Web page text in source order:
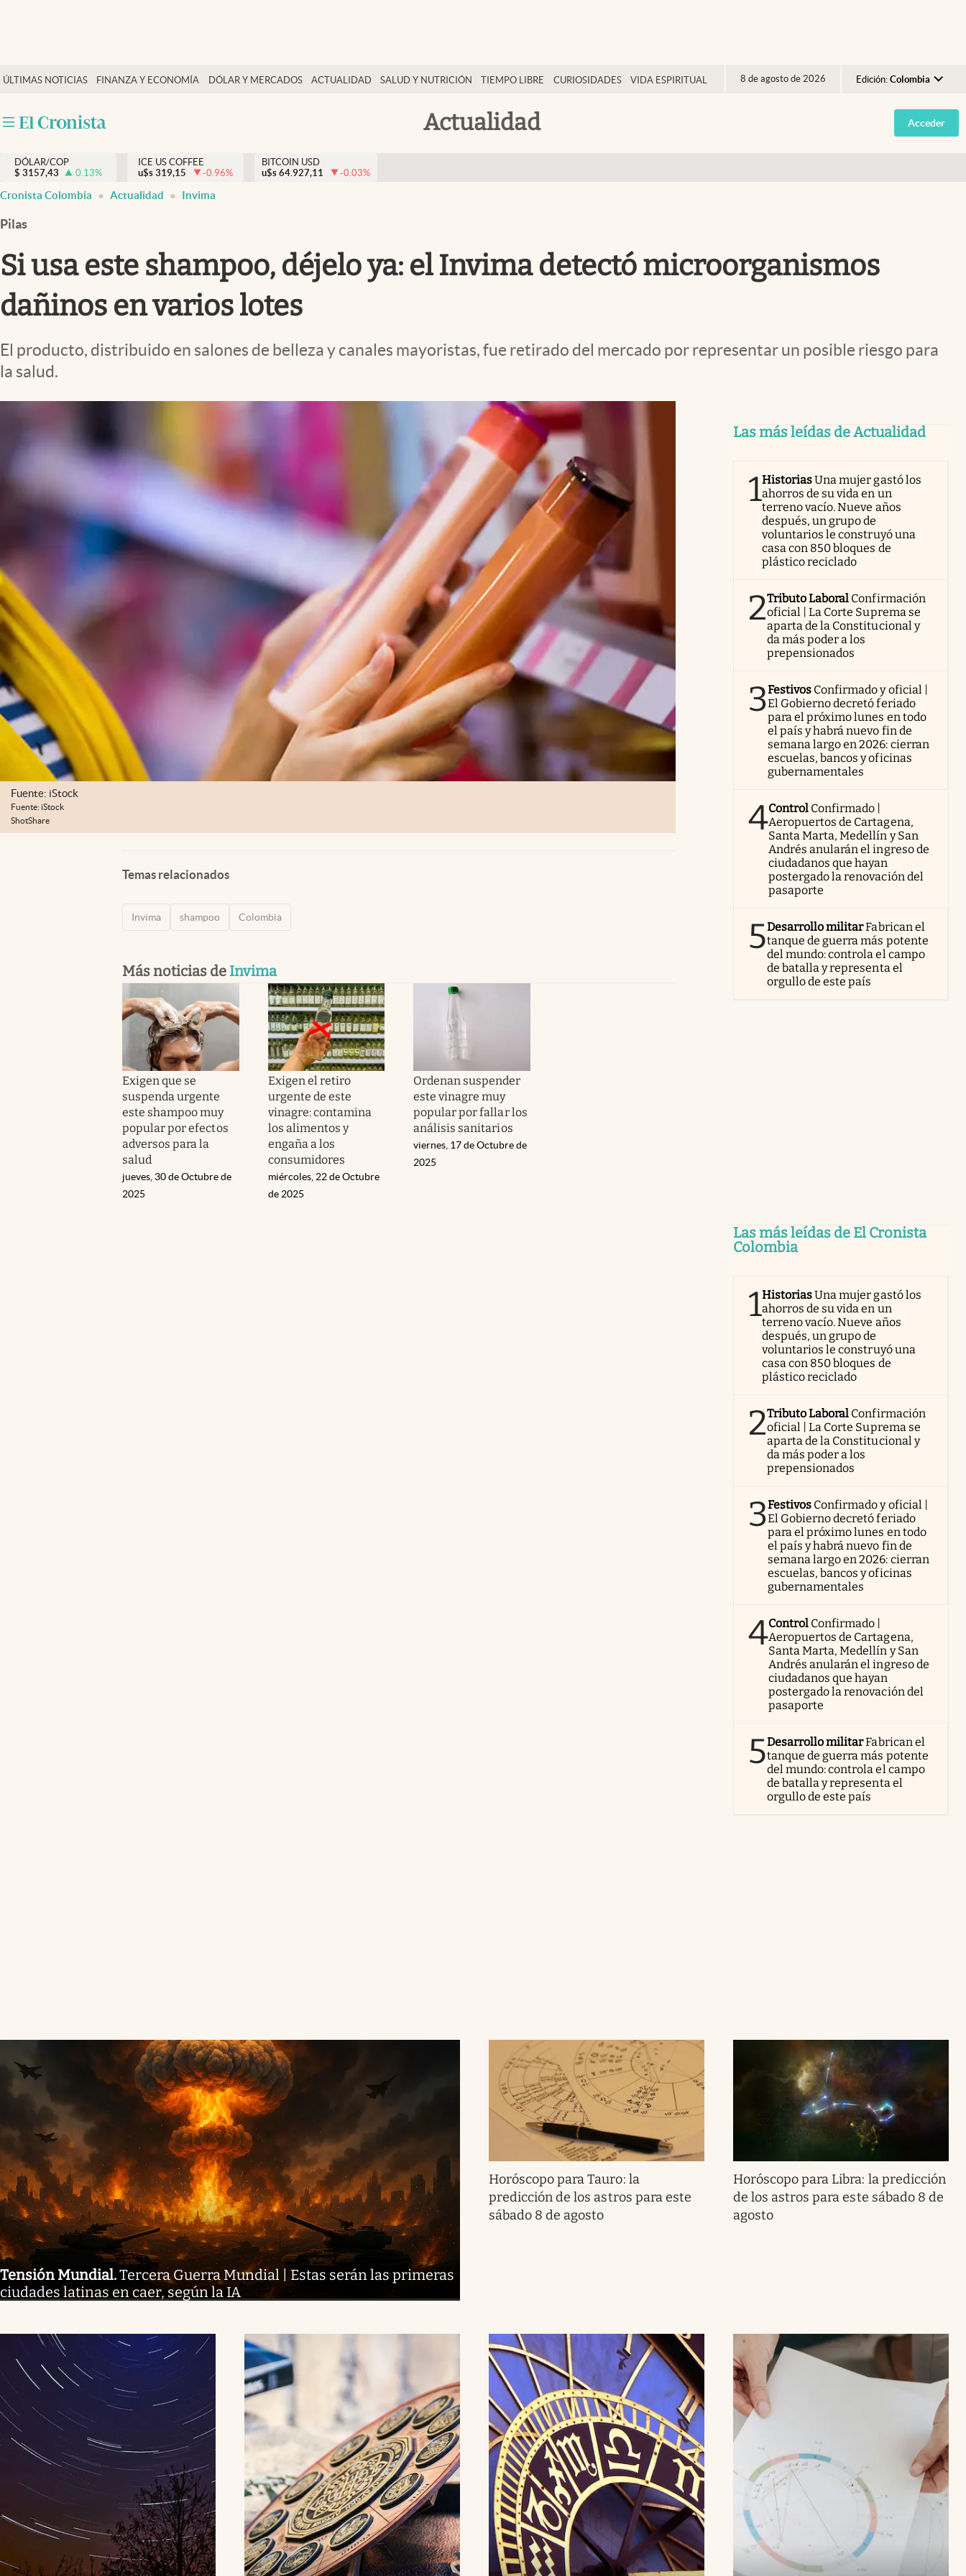
ÚLTIMAS NOTICIAS FINANZA Y ECONOMÍA DÓLAR Y MERCADOS ACTUALIDAD SALUD Y NUTRICIÓN TIEMPO LIBRE CURIOSIDADES VIDA ESPIRITUAL 8 de agosto de 2026 Edición: Colombia
Argentina
España
Actualidad
Salud y nutrición
Tiempo libre
Dólar y mercados
Curiosidades
Acceder
DÓLAR/COP
$ 3157,43 0.13%
ICE US COFFEE
u$s 319,15 -0.96%
BITCOIN USD
u$s 64.927,11 -0.03%
Cronista Colombia Actualidad Invima
Pilas
Si usa este shampoo, déjelo ya: el Invima detectó microorganismos
dañinos en varios lotes
El producto, distribuido en salones de belleza y canales mayoristas, fue retirado del mercado por representar un posible riesgo para
la salud.
Fuente: iStock
Fuente: iStock
ShotShare
Temas relacionados
Invima shampoo Colombia
Más noticias de Invima
Exigen que se
suspenda urgente
este shampoo muy
popular por efectos
adversos para la
salud
jueves, 30 de Octubre de
2025
Exigen el retiro
urgente de este
vinagre: contamina
los alimentos y
engaña a los
consumidores
miércoles, 22 de Octubre
de 2025
Ordenan suspender
este vinagre muy
popular por fallar los
análisis sanitarios
viernes, 17 de Octubre de
2025
Las más leídas de Actualidad
1HistoriasUna mujer gastó los
ahorros de su vida en un
terreno vacío. Nueve años
después, un grupo de
voluntarios le construyó una
casa con 850 bloques de
plástico reciclado
2Tributo Laboral Confirmación
oficial | La Corte Suprema se
aparta de la Constitucional y
da más poder a los
prepensionados
3Festivos Confirmado y oficial |
El Gobierno decretó feriado
para el próximo lunes en todo
el país y habrá nuevo fin de
semana largo en 2026: cierran
escuelas, bancos y oficinas
gubernamentales
4Control Confirmado |
Aeropuertos de Cartagena,
Santa Marta, Medellín y San
Andrés anularán el ingreso de
ciudadanos que hayan
postergado la renovación del
pasaporte
5Desarrollo militarFabrican el
tanque de guerra más potente
del mundo: controla el campo
de batalla y representa el
orgullo de este país
Las más leídas de El Cronista
Colombia
1HistoriasUna mujer gastó los
ahorros de su vida en un
terreno vacío. Nueve años
después, un grupo de
voluntarios le construyó una
casa con 850 bloques de
plástico reciclado
2Tributo Laboral Confirmación
oficial | La Corte Suprema se
aparta de la Constitucional y
da más poder a los
prepensionados
3Festivos Confirmado y oficial |
El Gobierno decretó feriado
para el próximo lunes en todo
el país y habrá nuevo fin de
semana largo en 2026: cierran
escuelas, bancos y oficinas
gubernamentales
4Control Confirmado |
Aeropuertos de Cartagena,
Santa Marta, Medellín y San
Andrés anularán el ingreso de
ciudadanos que hayan
postergado la renovación del
pasaporte
5Desarrollo militarFabrican el
tanque de guerra más potente
del mundo: controla el campo
de batalla y representa el
orgullo de este país
Tensión Mundial.Tercera Guerra Mundial | Estas serán las primeras
ciudades latinas en caer, según la IA
Horóscopo para Tauro: la
predicción de los astros para este
sábado 8 de agosto
Horóscopo para Libra: la predicción
de los astros para este sábado 8 de
agosto